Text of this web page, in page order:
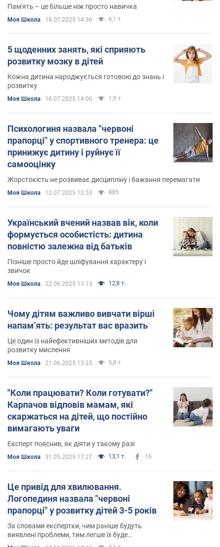
Пам'ять – це більше ніж просто навичка
Моя Школа 18.07.2025 14:36 6,1 т.
5 щоденних занять, які сприяють
розвитку мозку в дітей
Кожна дитина народжується готовою до знань і
розвитку
Моя Школа 16.07.2025 14:00 1,9 т.
Психологиня назвала "червоні
прапорці" у спортивного тренера: це
принижує дитину і руйнує її
самооцінку
Жорстокість не розвиває дисципліну і бажання перемагати
Моя Школа 12.07.2025 13:53 885
Український вчений назвав вік, коли
формується особистість: дитина
повністю залежна від батьків
Пізніше просто йде шліфування характеру і
звичок
Моя Школа 22.06.2025 13:13 12,8 т.
Чому дітям важливо вивчати вірші
напам’ять: результат вас вразить
Це один із найефективніших методів для
розвитку мислення
Моя Школа 21.06.2025 15:25 5,8 т.
"Коли працювати? Коли готувати?"
Карпачов відповів мамам, які
скаржаться на дітей, що постійно
вимагають уваги
Експерт пояснив, як діяти у такому разі
Моя Школа 31.05.2025 17:27 13,1 т. 16
Це привід для хвилювання.
Логопединя назвала "червоні
прапорці" у розвитку дітей 3-5 років
За словами експертки, чим раніше будуть
виявлені проблеми, тим легше їх буде